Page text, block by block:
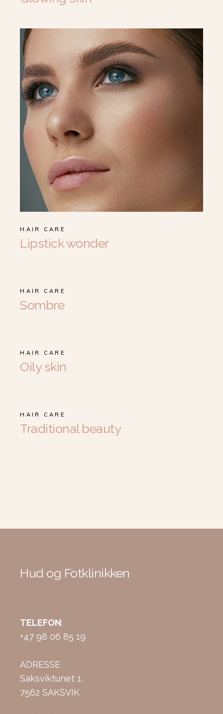
HAIR CARE
Lipstick wonder
HAIR CARE
Sombre
HAIR CARE
Oily skin
HAIR CARE
Traditional beauty
Hud og Fotklinikken
TELEFON:
+47 98 06 85 19
ADRESSE
Saksviktunet 1,
7562 SAKSVIK